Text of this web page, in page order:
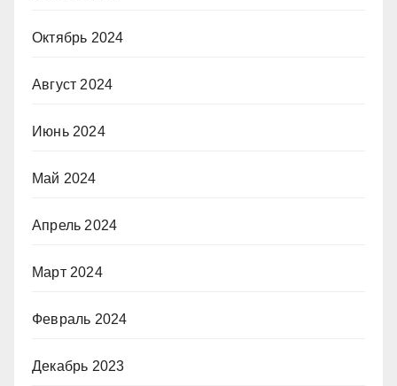
Октябрь 2024
Август 2024
Июнь 2024
Май 2024
Апрель 2024
Март 2024
Февраль 2024
Декабрь 2023